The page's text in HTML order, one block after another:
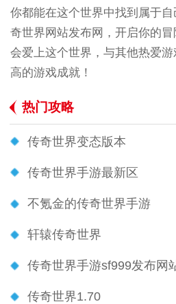
你都能在这个世界中找到属于
奇世界网站发布网，开启你的
会爱上这个世界，与其他热爱
高的游戏成就！
热门攻略
传奇世界变态版本
传奇世界手游最新区
不氪金的传奇世界手游
轩辕传奇世界
传奇世界手游sf999发布网
传奇世界1.70